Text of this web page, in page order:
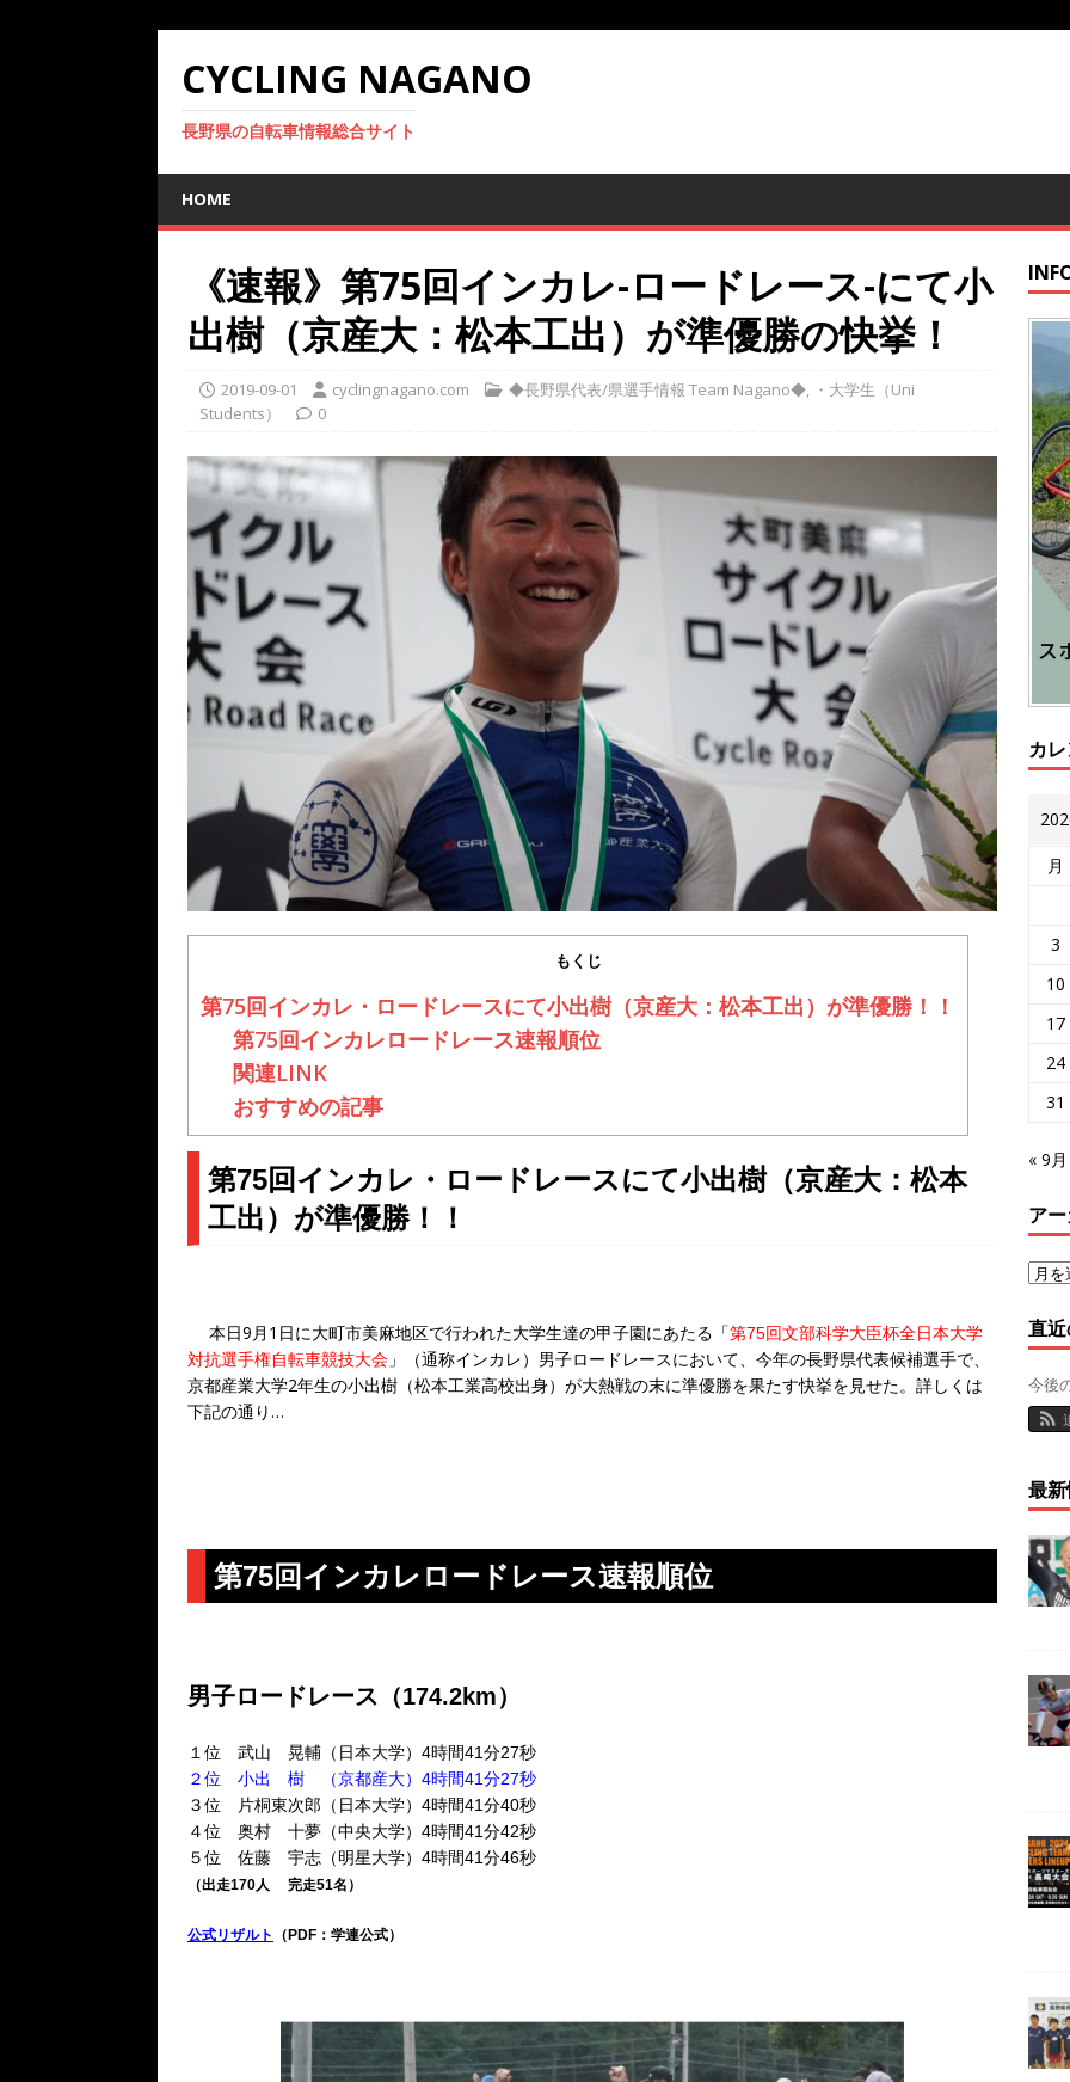
CYCLING NAGANO
長野県の自転車情報総合サイト
HOME
《速報》第75回インカレ-ロードレース-にて小
出樹（京産大：松本工出）が準優勝の快挙！
2019-09-01 cyclingnagano.com ◆長野県代表/県選手情報 Team Nagano◆, ・大学生（Uni
Students）
0
もくじ
第75回インカレ・ロードレースにて小出樹（京産大：松本工出）が準優勝！！
第75回インカレロードレース速報順位
関連LINK
おすすめの記事
第75回インカレ・ロードレースにて小出樹（京産大：松本
工出）が準優勝！！
本日9月1日に大町市美麻地区で行われた大学生達の甲子園にあたる「第75回文部科学大臣杯全日本大学
対抗選手権自転車競技大会 」（通称インカレ）男子ロードレースにおいて、今年の長野県代表候補選手で、
京都産業大学2年生の小出樹（松本工業高校出身）が大熱戦の末に準優勝を果たす快挙を見せた。詳しくは
下記の通り…
第75回インカレロードレース速報順位
男子ロードレース（174.2km）
１位 武山 晃輔（日本大学）4時間41分27秒
２位 小出 樹 （京都産大）4時間41分27秒
３位 片桐東次郎（日本大学）4時間41分40秒
４位 奥村 十夢（中央大学）4時間41分42秒
５位 佐藤 宇志（明星大学）4時間41分46秒
（出走170人 完走51名）
公式リザルト （PDF：学連公式）
カ
月
3
10
17
24
31
« 9月
ア
直
今後
最